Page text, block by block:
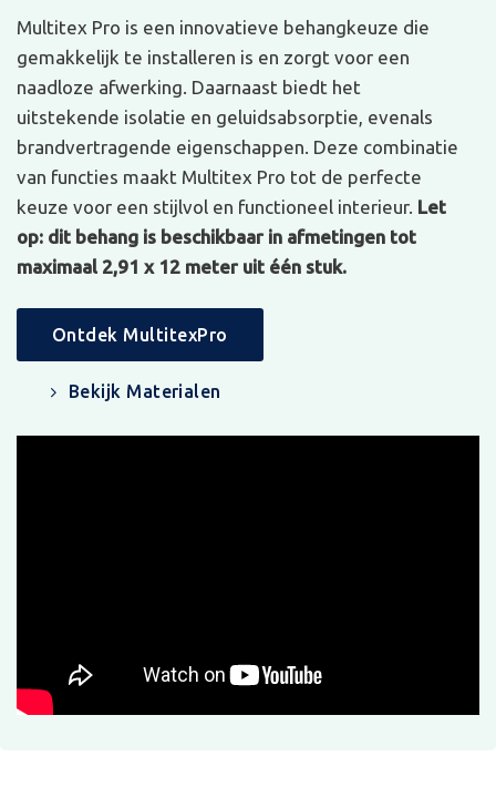
Multitex Pro is een innovatieve behangkeuze die
gemakkelijk te installeren is en zorgt voor een
naadloze afwerking. Daarnaast biedt het
uitstekende isolatie en geluidsabsorptie, evenals
brandvertragende eigenschappen. Deze combinatie
van functies maakt Multitex Pro tot de perfecte
keuze voor een stijlvol en functioneel interieur. Let
op: dit behang is beschikbaar in afmetingen tot
maximaal 2,91 x 12 meter uit één stuk.
Ontdek MultitexPro
Bekijk Materialen